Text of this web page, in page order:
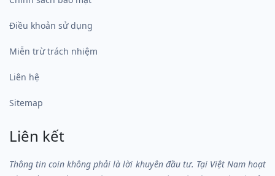
Điều khoản sử dụng
Miễn trừ trách nhiệm
Liên hệ
Sitemap
Liên kết
Thông tin coin không phải là lời khuyên đầu tư. Tại Việt Nam hoạt